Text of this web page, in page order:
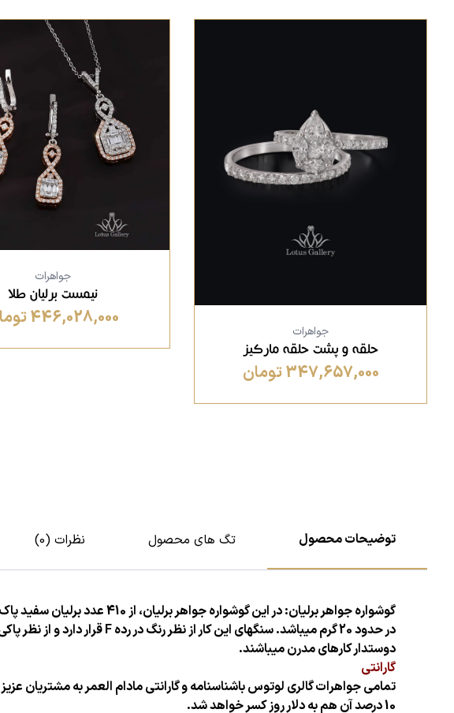
جواهرات
حلقه و پشت حلقه مارکیز
347,657,000 تومان
جواهرات
نیمست برلیان طلا
446,028,000 تومان
توضیحات محصول تگ های محصول نظرات (0)
گوشواره جواهر برلیان: در این گوشواره جواهر برلیان، از 410 عدد برلیان سفید پاک و 74 عدد باگت سفید پاک با درخشش و کیفیت بالا استفاده شده است.
دوستدار کارهای مدرن میباشند.
گارانتی
تمامی جواهرات گالری لوتوس باشناسنامه و گارانتی مادام العمر به
10 درصد آن هم به دلار روز کسر خواهد شد.